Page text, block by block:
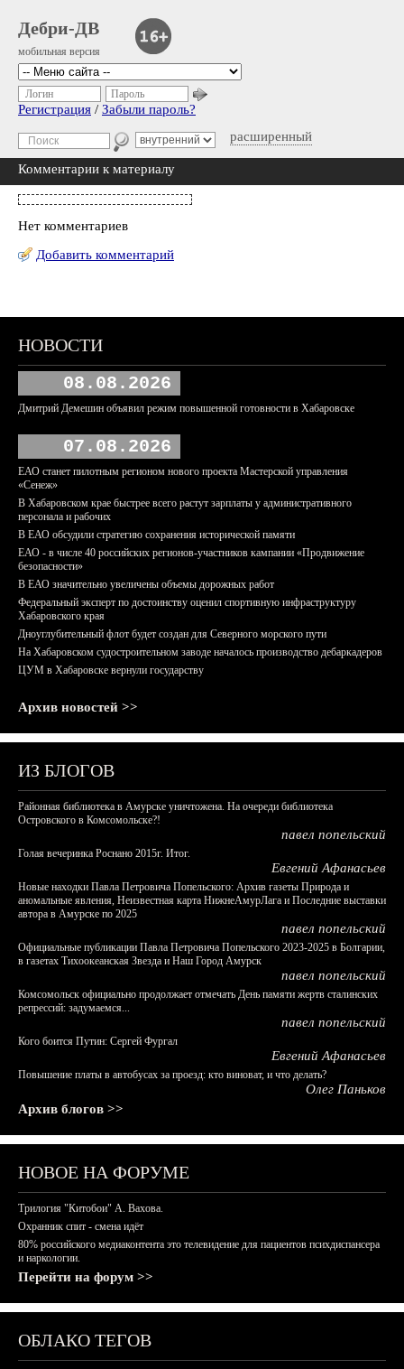
Дебри-ДВ
мобильная версия
расширенный
Логин Пароль
Регистрация / Забыли пароль?
Комментарии к материалу
Нет комментариев
Добавить комментарий
НОВОСТИ
08.08.2026
Дмитрий Демешин объявил режим повышенной готовности в Хабаровске
07.08.2026
ЕАО станет пилотным регионом нового проекта Мастерской управления
«Сенеж»
В Хабаровском крае быстрее всего растут зарплаты у административного
персонала и рабочих
В ЕАО обсудили стратегию сохранения исторической памяти
ЕАО - в числе 40 российских регионов-участников кампании «Продвижение
безопасности»
В ЕАО значительно увеличены объемы дорожных работ
Федеральный эксперт по достоинству оценил спортивную инфраструктуру
Хабаровского края
Дноуглубительный флот будет создан для Северного морского пути
На Хабаровском судостроительном заводе началось производство дебаркадеров
ЦУМ в Хабаровске вернули государству
Архив новостей >>
ИЗ БЛОГОВ
Районная библиотека в Амурске уничтожена. На очереди библиотека
Островского в Комсомольске?!
павел попельский
Голая вечеринка Роснано 2015г. Итог.
Евгений Афанасьев
Новые находки Павла Петровича Попельского: Архив газеты Природа и
аномальные явления, Неизвестная карта НижнеАмурЛага и Последние выставки
автора в Амурске по 2025
павел попельский
Официальные публикации Павла Петровича Попельского 2023-2025 в Болгарии,
в газетах Тихоокеанская Звезда и Наш Город Амурск
павел попельский
Комсомольск официально продолжает отмечать День памяти жертв сталинских
репрессий: задумаемся...
павел попельский
Кого боится Путин: Сергей Фургал
Евгений Афанасьев
Повышение платы в автобусах за проезд: кто виноват, и что делать?
Олег Паньков
Архив блогов >>
НОВОЕ НА ФОРУМЕ
Трилогия "Китобои" А. Вахова.
Охранник спит - смена идёт
80% российского медиаконтента это телевидение для пациентов психдиспансера
и наркологии.
Перейти на форум >>
ОБЛАКО ТЕГОВ